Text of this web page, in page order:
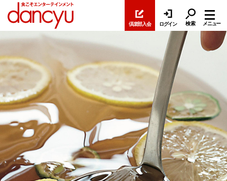
倶楽部入会 ログイン 検索 メニュー